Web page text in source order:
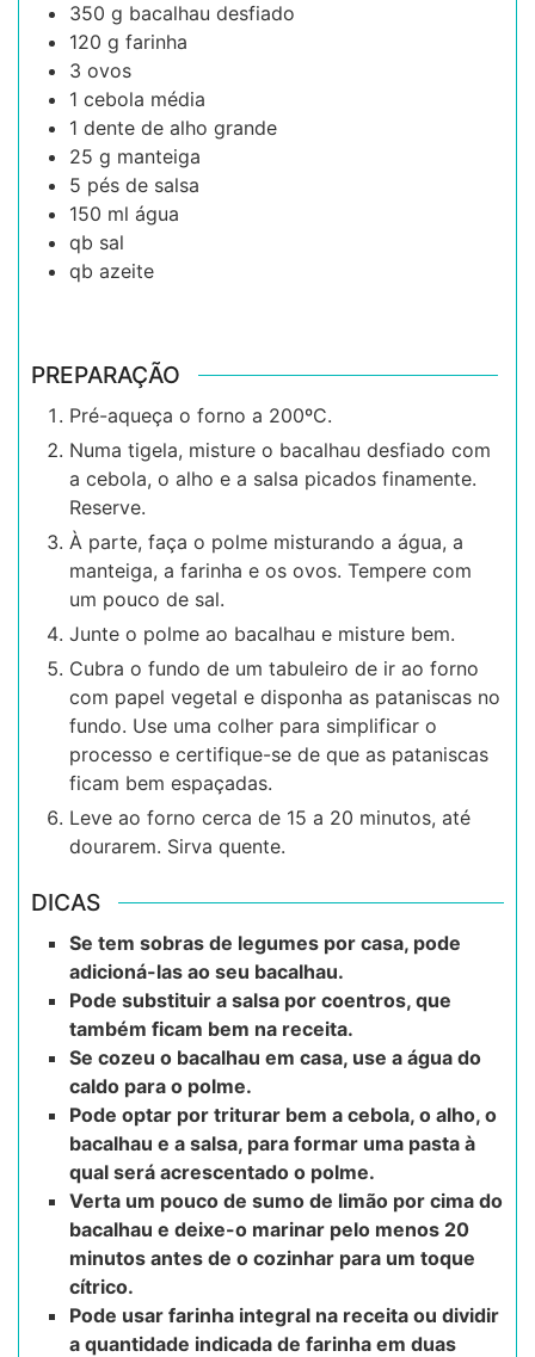
350 g bacalhau desfiado
120 g farinha
3 ovos
1 cebola média
1 dente de alho grande
25 g manteiga
5 pés de salsa
150 ml água
qb sal
qb azeite
PREPARAÇÃO
Pré-aqueça o forno a 200ºC.
Numa tigela, misture o bacalhau desfiado com
a cebola, o alho e a salsa picados finamente.
Reserve.
À parte, faça o polme misturando a água, a
manteiga, a farinha e os ovos. Tempere com
um pouco de sal.
Junte o polme ao bacalhau e misture bem.
Cubra o fundo de um tabuleiro de ir ao forno
com papel vegetal e disponha as pataniscas no
fundo. Use uma colher para simplificar o
processo e certifique-se de que as pataniscas
ficam bem espaçadas.
Leve ao forno cerca de 15 a 20 minutos, até
dourarem. Sirva quente.
DICAS
Se tem sobras de legumes por casa, pode
adicioná-las ao seu bacalhau.
Pode substituir a salsa por coentros, que
também ficam bem na receita.
Se cozeu o bacalhau em casa, use a água do
caldo para o polme.
Pode optar por triturar bem a cebola, o alho, o
bacalhau e a salsa, para formar uma pasta à
qual será acrescentado o polme.
Verta um pouco de sumo de limão por cima do
bacalhau e deixe-o marinar pelo menos 20
minutos antes de o cozinhar para um toque
cítrico.
Pode usar farinha integral na receita ou dividir
a quantidade indicada de farinha em duas